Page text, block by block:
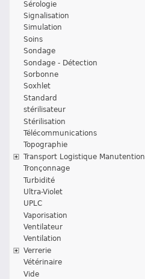
Sérologie
Signalisation
Simulation
Soins
Sondage
Sondage - Détection
Sorbonne
Soxhlet
Standard
stérilisateur
Stérilisation
Télécommunications
Topographie
Transport Logistique Manutention
Tronçonnage
Turbidité
Ultra-Violet
UPLC
Vaporisation
Ventilateur
Ventilation
Verrerie
Vétérinaire
Vide